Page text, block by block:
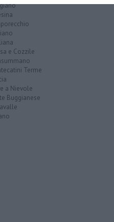
e Cozzile
Terme
a Nievole
Buggianese